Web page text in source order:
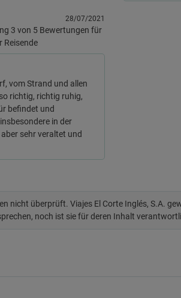
28/07/2021
vom Strand und allen
richtig, richtig ruhig,
befindet und
in der
sehr veraltet und
nicht überprüft. Viajes El Corte Inglés, S.A.
noch ist sie für deren Inhalt